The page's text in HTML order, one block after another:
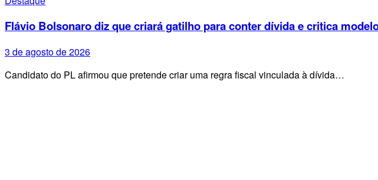
Flávio Bolsonaro diz que criará gatilho para conter dívida e critica
3 de agosto de 2026
Candidato do PL afirmou que pretende criar uma regra fiscal vinculada à dívida…